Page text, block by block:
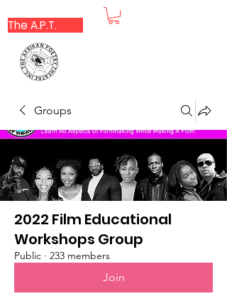
The A.P.T.
Groups
2022 Film Educational
Workshops Group
Public · 233 members
Join